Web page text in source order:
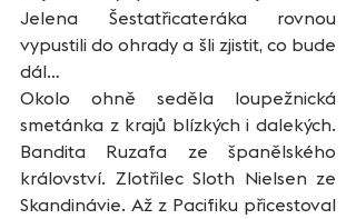
Jelena Šestatřicateráka rovnou
vypustili do ohrady a šli zjistit, co bude
dál…
Okolo ohně seděla loupežnická
smetánka z krajů blízkých i dalekých.
Bandita Ruzafa ze španělského
království. Zlotřilec Sloth Nielsen ze
Skandinávie. Až z Pacifiku přicestoval